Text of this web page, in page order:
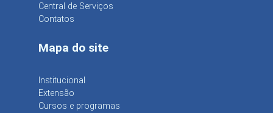
Central de Serviços
Contatos
Mapa do site
Institucional
Extensão
Cursos e programas